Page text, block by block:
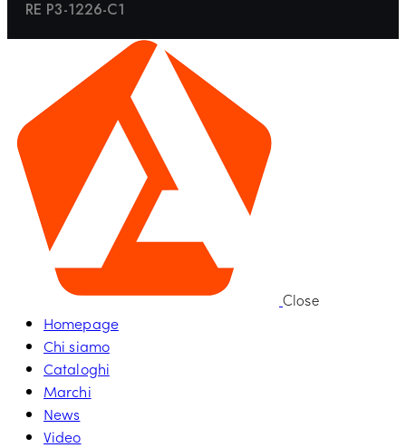
RE P3-1226-C1
Close
Homepage
Chi siamo
Cataloghi
Marchi
News
Video